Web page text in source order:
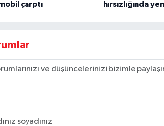
çarptı
hırsızlığında